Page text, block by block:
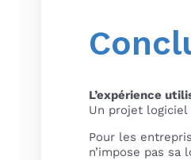
L’expérience
Un projet
Pour les
n’impose pas sa